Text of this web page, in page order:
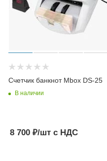
Счетчик банкнот Mbox DS-25
В наличии
8 700 ₽/шт с НДС